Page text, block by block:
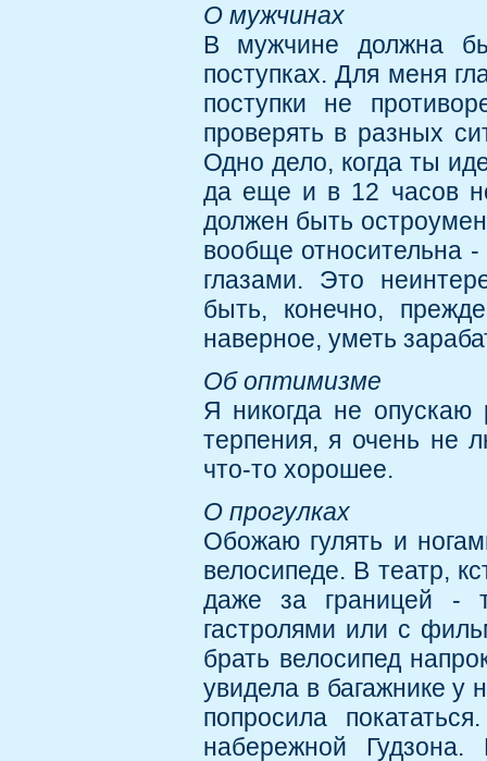
О мужчинах
В мужчине должна
поступках. Для меня
поступки не
проверять в разных
Одно дело, когда ты
да еще и в 12 часов
должен быть
вообще относительна
глазами. Это
быть, конечно,
наверное, уметь
Об оптимизме
Я никогда не
терпения, я очень не
что-то хорошее.
О прогулках
Обожаю гулять и
велосипеде. В театр,
даже за границей -
гастролями или с
брать велосипед
увидела в багажнике
попросила
набережной